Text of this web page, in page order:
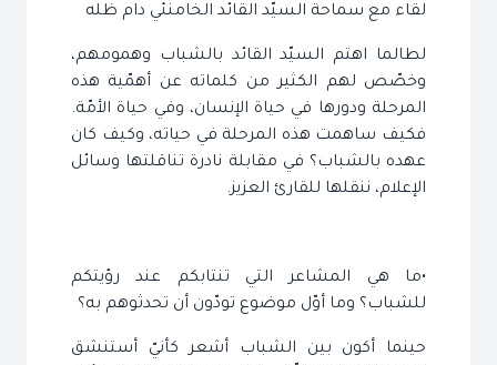
لقاء مع سماحة السيّد القائد الخامنئي دام ظله
لطالما اهتم السيّد القائد بالشباب وهمومهم،
وخصّص لهم الكثير من كلماته عن أهمّية هذه
المرحلة ودورها في حياة الإنسان، وفي حياة الأمّة.
فكيف ساهمت هذه المرحلة في حياته، وكيف كان
عهده بالشباب؟ في مقابلة نادرة تناقلتها وسائل
الإعلام، ننقلها للقارئ العزيز.
•ما هي المشاعر التي تنتابكم عند رؤيتكم
للشباب؟ وما أوّل موضوع تودّون أن تحدثوهم به؟
حينما أكون بين الشباب أشعر كأنيّ أستنشق